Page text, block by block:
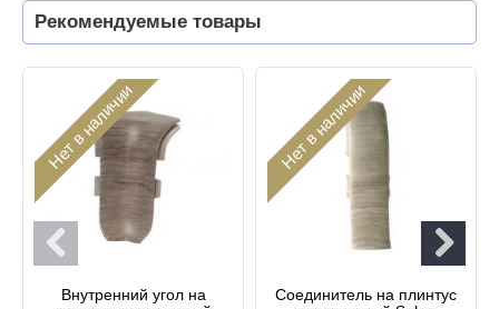
Рекомендуемые товары
Нет в наличии
Внутренний угол на
Нет в наличии
Соединитель на плинтус